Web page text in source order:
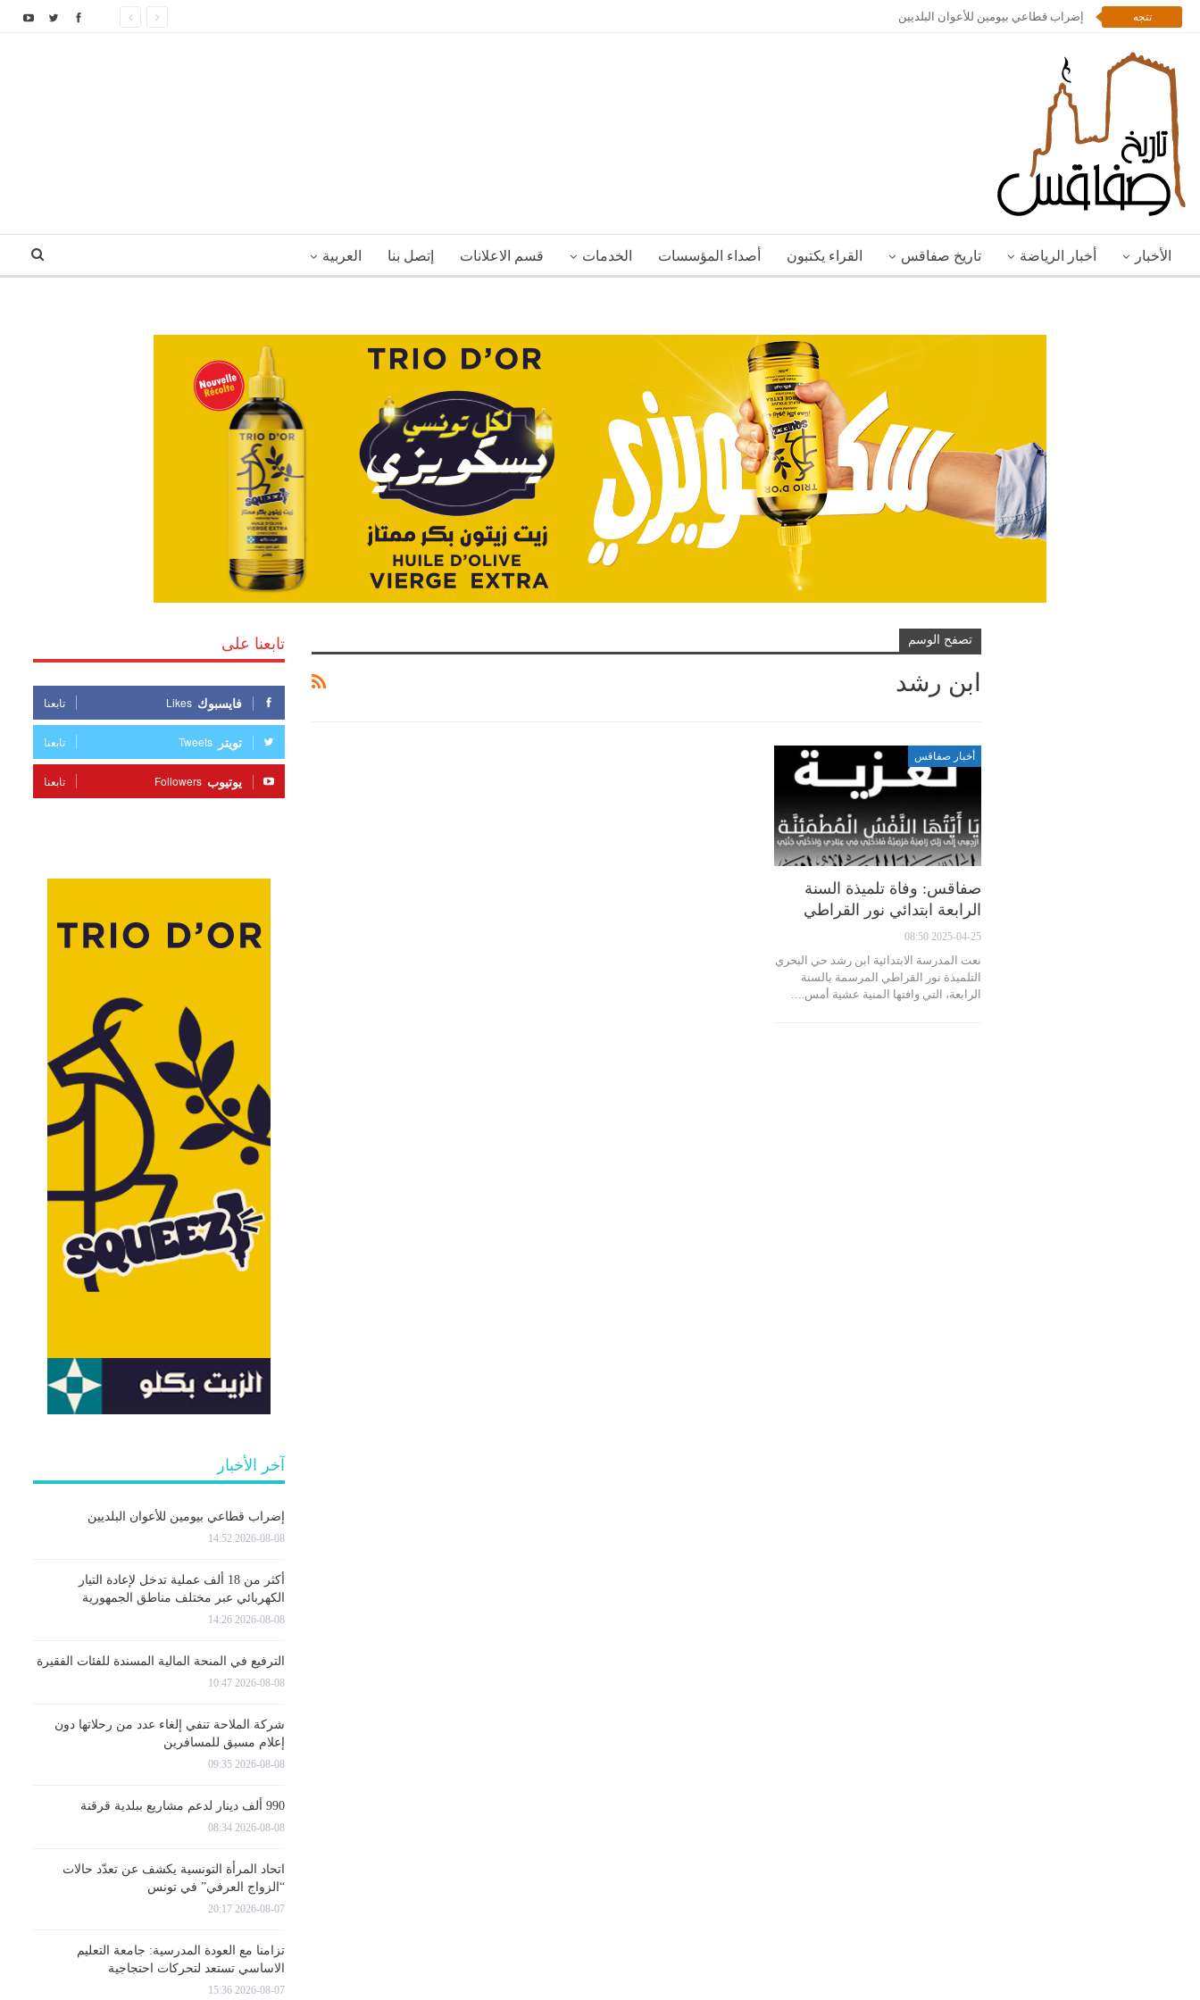
تتجه إضراب قطاعي بيومين للأعوان البلديين
الأخبار أخبار الرياضة تاريخ صفاقس القراء يكتبون أصداء المؤسسات الخدمات قسم الاعلانات إتصل بنا العربية
تصفح الوسم
ابن رشد
أخبار صفاقس
صفاقس: وفاة تلميذة السنة
الرابعة ابتدائي نور القراطي
2025-04-25 08:50
نعت المدرسة الابتدائية ابن رشد حي البحري
التلميذة نور القراطي المرسمة بالسنة
الرابعة، التي وافتها المنية عشية أمس.…
تابعنا على
فايسبوك Likes تابعنا
تويتر Tweets تابعنا
يوتيوب Followers تابعنا
آخر الأخبار
إضراب قطاعي بيومين للأعوان البلديين
2026-08-08 14:52
أكثر من 18 ألف عملية تدخل لإعادة التيار
الكهربائي عبر مختلف مناطق الجمهورية
2026-08-08 14:26
الترفيع في المنحة المالية المسندة للفئات الفقيرة
2026-08-08 10:47
شركة الملاحة تنفي إلغاء عدد من رحلاتها دون
إعلام مسبق للمسافرين
2026-08-08 09:35
990 ألف دينار لدعم مشاريع ببلدية قرقنة
2026-08-08 08:34
اتحاد المرأة التونسية يكشف عن تعدّد حالات
“الزواج العرفي” في تونس
2026-08-07 20:17
تزامنا مع العودة المدرسية: جامعة التعليم
الاساسي تستعد لتحركات احتجاجية
2026-08-07 15:36